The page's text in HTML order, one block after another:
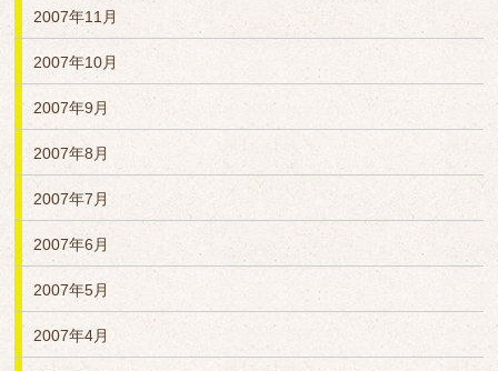
2007年11月
2007年10月
2007年9月
2007年8月
2007年7月
2007年6月
2007年5月
2007年4月